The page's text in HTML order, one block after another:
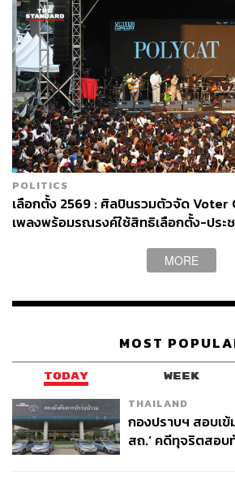
“ด้วยความที่เราทำงานที่หอศิลป์ และได้
ต่างๆ อยู่ตลอดเวลา เรื่องความเหลื่อม
ชาติพันธุ์ก็เป็นอีกเรื่องที่พวกเราสนใจ แต่
อย่างไรให้ไม่กลายเป็นนิทรรศการเชิงม
ต่อว่าฝ่ายใดฝ่ายหนึ่ง จึงเกิดเป็นนิทรร
ในห้องเรียน” หนึ่งในทีมผู้จัดนิทรรศการ
ทอง หัวหน้าฝ่ายกิจกรรมศิลปะของหอศิล
POLITICS
เลือกตั้ง 2569 : ศิลปินรวมตัวจัด
เพลงพร้อมรณรงค์ใช้สิทธิเลือกตั้ง-ประ
MORE
MOST
TODAY WEEK
THAILAND
กองปราบฯ สอบเ
สถ.’ คดีทุจริตสอบ